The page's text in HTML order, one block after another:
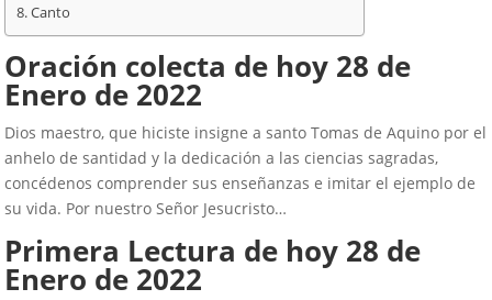
Canto
Oración colecta de hoy 28 de
Enero de 2022
Dios maestro, que hiciste insigne a santo Tomas de Aquino por el
anhelo de santidad y la dedicación a las ciencias sagradas,
concédenos comprender sus enseñanzas e imitar el ejemplo de
su vida. Por nuestro Señor Jesucristo…
Primera Lectura de hoy 28 de
Enero de 2022